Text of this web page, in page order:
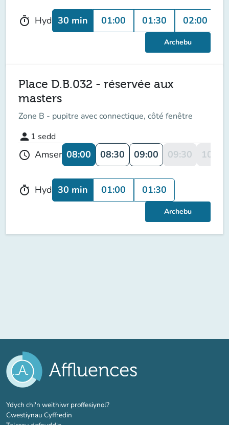
timer Hyd 30 min 01:00 01:30 02:00
Archebu
Place D.B.032 - réservée aux
masters
Zone B - pupitre avec connectique, côté fenêtre
person 1 sedd
schedule Amser 08:00 08:30 09:00 09:30 10:00
timer Hyd 30 min 01:00 01:30
Archebu
Ydych chi'n weithiwr proffesiynol?(tab newydd)
Cwestiynau Cyffredin